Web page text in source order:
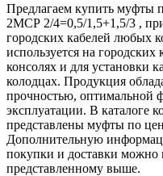
Предлагаем купить муфты
2МСР 2/4=0,5/1,5+1,5/3 ,
городских кабелей любых
используется на городских
консолях и для установки
колодцах. Продукция
прочностью, оптимальной
эксплуатации. В каталоге
представлены муфты по
Дополнительную
покупки и доставки можно
представленному выше.